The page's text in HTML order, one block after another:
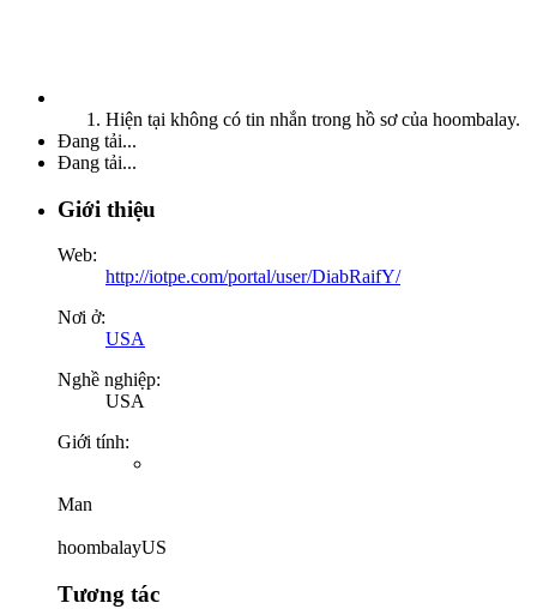
Hiện tại không có tin nhắn trong hồ sơ của hoombalay.
Đang tải...
Đang tải...
Giới thiệu
Web:
http://iotpe.com/portal/user/DiabRaifY/
Nơi ở:
USA
Nghề nghiệp:
USA
Giới tính:
Man
hoombalayUS
Tương tác